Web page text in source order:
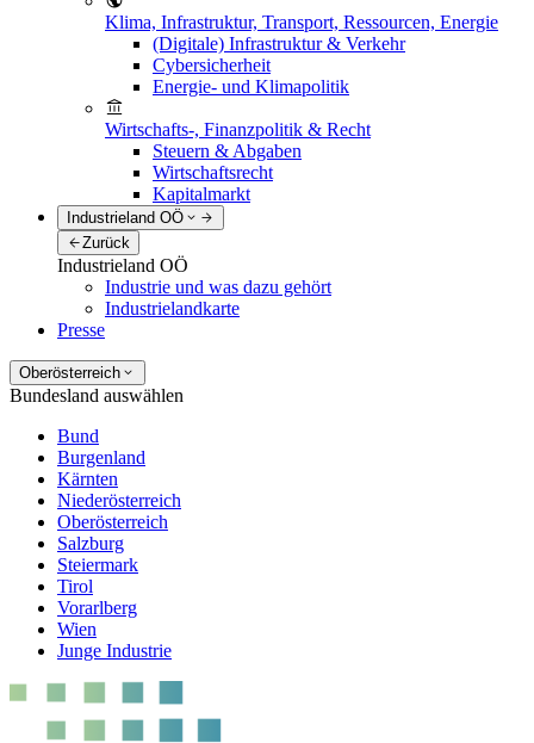
Klima, Infrastruktur, Transport, Ressourcen, Energie
(Digitale) Infrastruktur & Verkehr
Cybersicherheit
Energie- und Klimapolitik
Wirtschafts-, Finanzpolitik & Recht
Steuern & Abgaben
Wirtschaftsrecht
Kapitalmarkt
Industrieland OÖ
Zurück
Industrieland OÖ
Industrie und was dazu gehört
Industrielandkarte
Presse
Oberösterreich
Bundesland auswählen
Bund
Burgenland
Kärnten
Niederösterreich
Oberösterreich
Salzburg
Steiermark
Tirol
Vorarlberg
Wien
Junge Industrie